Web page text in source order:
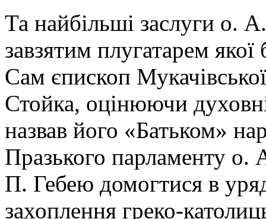
Та найбільші заслуги о.
завзятим плугатарем
Сам єпископ
Стойка, оцінюючи
назвав його «Батьком»
Празького парламенту
П. Гебею домогтися в
захоплення греко-